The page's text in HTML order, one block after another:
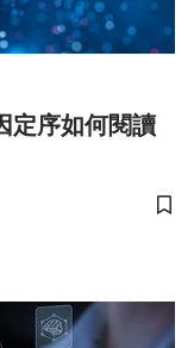
定序如何閱讀
儲